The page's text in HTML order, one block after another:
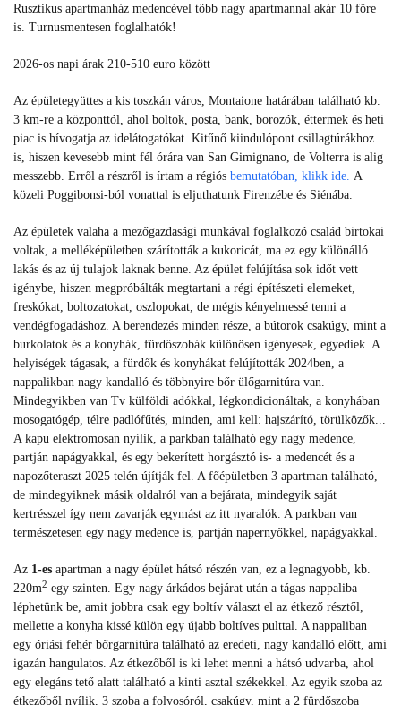
turnusos
Rusztikus apartmanház medencével több nagy apartmannal akár 10 főre
is. Turnusmentesen foglalhatók!
2026-os napi árak 210-510 euro között
Az épületegyüttes a kis toszkán város, Montaione határában található kb.
3 km-re a központtól, ahol boltok, posta, bank, borozók, éttermek és heti
piac is hívogatja az idelátogatókat. Kitűnő kiindulópont csillagtúrákhoz
is, hiszen kevesebb mint fél órára van San Gimignano, de Volterra is alig
messzebb. Erről a részről is írtam a régiós bemutatóban, klikk ide. A
közeli Poggibonsi-ból vonattal is eljuthatunk Firenzébe és Siénába.
Az épületek valaha a mezőgazdasági munkával foglalkozó család birtokai
voltak, a melléképületben szárították a kukoricát, ma ez egy különálló
lakás és az új tulajok laknak benne. Az épület felújítása sok időt vett
igénybe, hiszen megpróbálták megtartani a régi építészeti elemeket,
freskókat, boltozatokat, oszlopokat, de mégis kényelmessé tenni a
vendégfogadáshoz. A berendezés minden része, a bútorok csakúgy, mint a
burkolatok és a konyhák, fürdőszobák különösen igényesek, egyediek. A
helyiségek tágasak, a fürdők és konyhákat felújították 2024ben, a
nappalikban nagy kandalló és többnyire bőr ülőgarnitúra van.
Mindegyikben van Tv külföldi adókkal, légkondicionáltak, a konyhában
mosogatógép, télre padlófűtés, minden, ami kell: hajszárító, törülközők...
A kapu elektromosan nyílik, a parkban található egy nagy medence,
partján napágyakkal, és egy bekerített horgásztó is- a medencét és a
napozőteraszt 2025 telén újítják fel. A főépületben 3 apartman található,
de mindegyiknek másik oldalról van a bejárata, mindegyik saját
kertrésszel így nem zavarják egymást az itt nyaralók. A parkban van
természetesen egy nagy medence is, partján napernyőkkel, napágyakkal.
Az 1-es apartman a nagy épület hátsó részén van, ez a legnagyobb, kb.
220m2 egy szinten. Egy nagy árkádos bejárat után a tágas nappaliba
léphetünk be, amit jobbra csak egy boltív választ el az étkező résztől,
mellette a konyha kissé külön egy újabb boltíves pulttal. A nappaliban
egy óriási fehér bőrgarnitúra található az eredeti, nagy kandalló előtt, ami
igazán hangulatos. Az étkezőből is ki lehet menni a hátsó udvarba, ahol
egy elegáns tető alatt található a kinti asztal székekkel. Az egyik szoba az
étkezőből nyílik, 3 szoba a folyosóról, csakúgy, mint a 2 fürdőszoba